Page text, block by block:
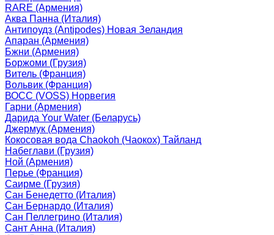
RARE (Армения)
Аква Панна (Италия)
Антипоудз (Antipodes) Новая Зеландия
Апаран (Армения)
Бжни (Армения)
Боржоми (Грузия)
Витель (Франция)
Вольвик (Франция)
ВОСС (VOSS) Норвегия
Гарни (Армения)
Дарида Your Water (Беларусь)
Джермук (Армения)
Кокосовая вода Chaokoh (Чаокох) Тайланд
Набеглави (Грузия)
Ной (Армения)
Перье (Франция)
Саирме (Грузия)
Сан Бенедетто (Италия)
Сан Бернардо (Италия)
Сан Пеллегрино (Италия)
Сант Анна (Италия)